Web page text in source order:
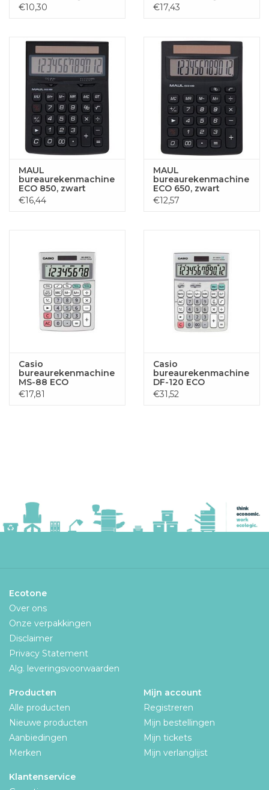
zwart
€10,30
zwart
€17,43
MAUL
bureaurekenmachine
ECO 850, zwart
€16,44
MAUL
bureaurekenmachine
ECO 650, zwart
€12,57
Casio
bureaurekenmachine
MS-88 ECO
€17,81
Casio
bureaurekenmachine
DF-120 ECO
€31,52
Ecotone
Over ons
Onze verpakkingen
Disclaimer
Privacy Statement
Alg. leveringsvoorwaarden
Producten
Alle producten
Nieuwe producten
Aanbiedingen
Merken
Mijn account
Registreren
Mijn bestellingen
Mijn tickets
Mijn verlanglijst
Klantenservice